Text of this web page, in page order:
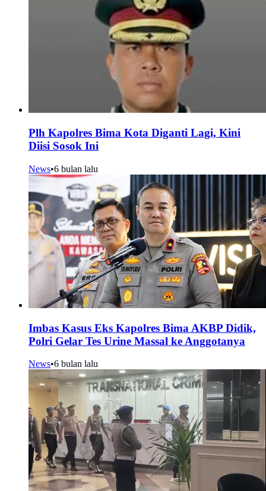
Plh Kapolres Bima Kota Diganti Lagi, Kini
Diisi Sosok Ini
News•6 bulan lalu
Imbas Kasus Eks Kapolres Bima AKBP Didik,
Polri Gelar Tes Urine Massal ke Anggotanya
News•6 bulan lalu